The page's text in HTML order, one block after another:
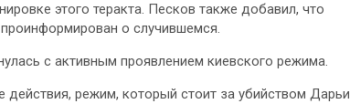
этого теракта. Песков также добавил, что
о случившемся.
с активным проявлением киевского режима.
режим, который стоит за убийством Дарьи